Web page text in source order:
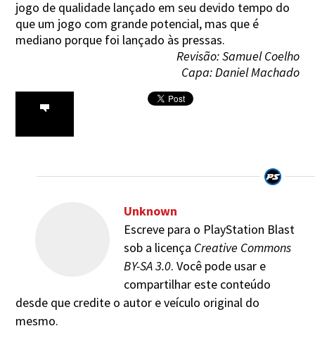
jogo de qualidade lançado em seu devido tempo do
que um jogo com grande potencial, mas que é
mediano porque foi lançado às pressas.
Revisão: Samuel Coelho
Capa: Daniel Machado
Unknown
Escreve para o PlayStation Blast
sob a licença Creative Commons
BY-SA 3.0. Você pode usar e
compartilhar este conteúdo
desde que credite o autor e veículo original do
mesmo.